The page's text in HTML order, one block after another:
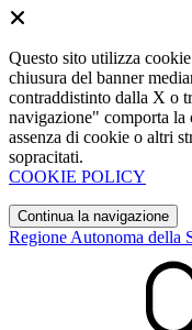
Questo sito utilizza
chiusura del banner
contraddistinto dalla X o
navigazione" comporta la
assenza di cookie o altri
sopracitati.
COOKIE POLICY
Continua la navigazione
Regione Autonoma della